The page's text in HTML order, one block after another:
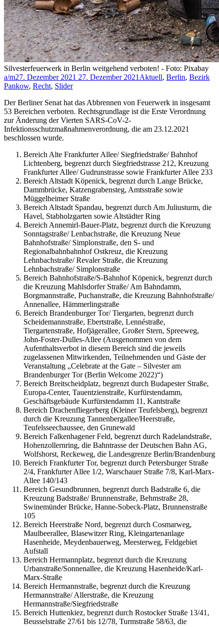
Silvesterfeuerwerk in Berlin weitgehend verboten! - Foto: Pixabay
a/m27. Dezember 2021 27. Dezember 2021 Aktuell, Berlin, Bezirk
Pankow, Recht, Slider
Der Berliner Senat hat das Abbrennen von Feuerwerk in insgesamt
53 Bereichen verboten. Rechtsgrundlage ist die Erste Verordnung
zur Änderung der Vierten SARS-CoV-2-
Infektionsschutzmaßnahmenverordnung, die am 23.12.2021
beschlossen wurde.
Bereich Alte Frankfurter Allee/ Siegfriedstraße/ Bahnhof
Lichtenberg, begrenzt durch Siegfriedstrasse 212, Kreuzung
Frankfurter Allee/ Gudrunstrasse sowie Frankfurter Allee 233
Bereich Altstadt Köpenick, begrenzt durch Lange Brücke,
Dammbrücke, Katzengrabensteg, Amtsstraße sowie
Müggelheimer Straße
Bereich Altstadt Spandau, begrenzt durch Am Juliusturm, die
Havel, Stabholzgarten sowie Altstädter Ring
Bereich Annemirl-Bauer-Platz, begrenzt durch die Kreuzung
Sonntagstraße/ Lenbachstraße, die Kreuzung Neue
Bahnhofstraße/ Simplonstraße, den S- und
Regionalbahnbahnhof Ostkreuz, die Kreuzung
Lehnbachstraße/ Revaler Straße, die Kreuzung
Lehnbachstraße/ Simplonstraße
Bereich Bahnhofstraße/S-Bahnhof Köpenick, begrenzt durch
die Kreuzung Mahlsdorfer Straße/ Am Bahndamm,
Borgmannstraße, Puchanstraße, die Kreuzung Bahnhofstraße/
Annenallee, Hämmerlingstraße
Bereich Brandenburger Tor/ Tiergarten, begrenzt durch
Scheidemannstraße, Ebertstraße, Lennéstraße,
Tiergartenstraße, Hofjägerallee, Großer Stern, Spreeweg,
John-Foster-Dulles-Allee (Ausgenommen von dem
Aufenthaltsverbot in diesem Bereich sind die jeweils
zugelassenen Mitwirkenden, Teilnehmenden und Gäste der
Veranstaltung „Celebrate at the Gate – Silvester am
Brandenburger Tor (Berlin Welcome 2022)“)
Bereich Breitscheidplatz, begrenzt durch Budapester Straße,
Europa-Center, Tauentzienstraße, Kurfürstendamm,
Geschäftsgebäude Kurfürstendamm 11, Kantstraße
Bereich Drachenfliegerberg (Kleiner Teufelsberg), begrenzt
durch die Kreuzung Tannenbergallee/Heerstraße,
Teufelsseechaussee, den Grunewald
Bereich Falkenhagener Feld, begrenzt durch Radelandstraße,
Hohenzollernring, die Bahntrasse der Deutschen Bahn AG,
Wolfshorst, Reckeweg, die Landesgrenze Berlin/Brandenburg
Bereich Frankfurter Tor, begrenzt durch Petersburger Straße
2/4, Frankfurter Allee 1/2, Warschauer Straße 7/8, Karl-Marx-
Allee 140/143
Bereich Gesundbrunnen, begrenzt durch Badstraße 6, die
Kreuzung Badstraße/ Brunnenstraße, Behmstraße 28,
Swinemünder Brücke, Hanne-Sobeck-Platz, Brunnenstraße
105
Bereich Heerstraße Nord, begrenzt durch Cosmarweg,
Maulbeerallee, Blasewitzer Ring, Kleingartenanlage
Hasenheide, Meydenbauerweg, Meesterweg, Feldgebiet
Aufstall
Bereich Hermannplatz, begrenzt durch die Kreuzung
Urbanstraße/Sonnenallee, die Kreuzung Hasenheide/Karl-
Marx-Straße
Bereich Hermannstraße, begrenzt durch die Kreuzung
Hermannstraße/ Allerstraße, die Kreuzung
Hermannstraße/Siegfriedstraße
Bereich Huttenkiez, begrenzt durch Rostocker Straße 13/41,
Beusselstraße 27/61 bis 12/78, Turmstraße 58/63, die